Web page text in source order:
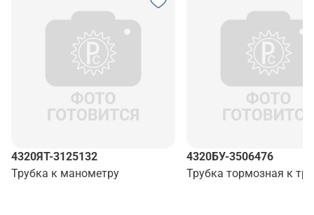
4320ЯТ-3125132
Трубка к манометру
4320БУ-3506476
Трубка тормозная к